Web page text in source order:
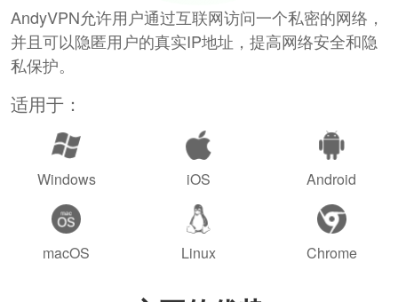
AndyVPN允许用户通过互联网访问一个私密的网络，
并且可以隐匿用户的真实IP地址，提高网络安全和隐
私保护。
适用于：
Windows iOS Android
macOS Linux Chrome